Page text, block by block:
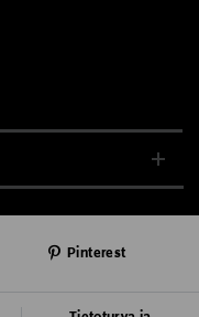
Pinterest